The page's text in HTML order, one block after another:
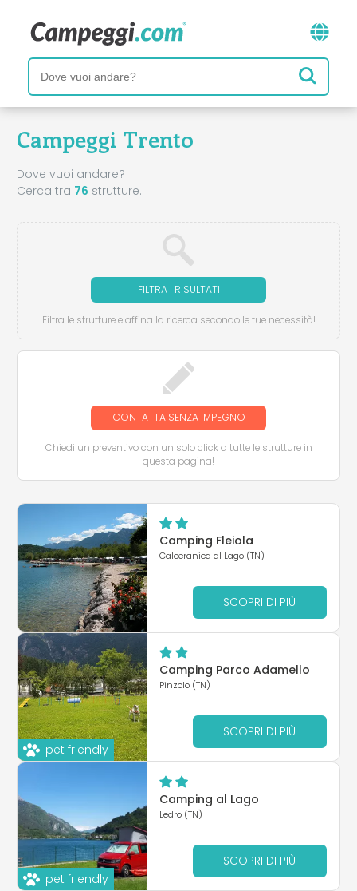
Campeggi Trento
Dove vuoi andare?
Cerca tra 76 strutture.
FILTRA I RISULTATI
Filtra le strutture e affina la ricerca secondo le tue necessità!
CONTATTA SENZA IMPEGNO
Chiedi un preventivo con un solo click a tutte le strutture in
questa pagina!
Camping Fleiola
Calceranica al Lago (TN)
SCOPRI DI PIÙ
pet friendly
Camping Parco Adamello
Pinzolo (TN)
SCOPRI DI PIÙ
pet friendly
Camping al Lago
Ledro (TN)
SCOPRI DI PIÙ